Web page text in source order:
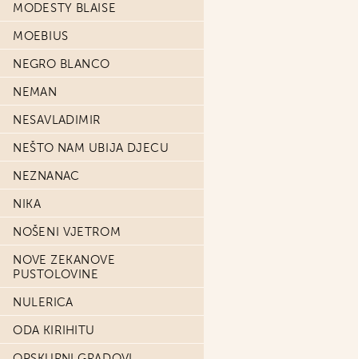
MODESTY BLAISE
MOEBIUS
NEGRO BLANCO
NEMAN
NESAVLADIMIR
NEŠTO NAM UBIJA DJECU
NEZNANAC
NIKA
NOŠENI VJETROM
NOVE ZEKANOVE
PUSTOLOVINE
NULERICA
ODA KIRIHITU